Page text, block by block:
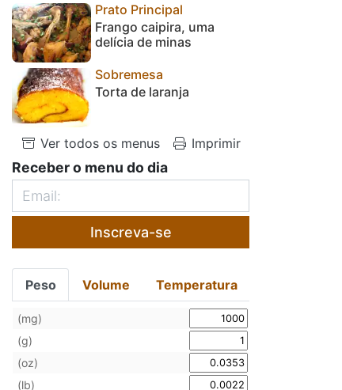
Prato Principal
Frango caipira, uma
delícia de minas
Sobremesa
Torta de laranja
Ver todos os menus Imprimir
Receber o menu do dia
Inscreva-se
Peso Volume Temperatura
(mg)
(g)
(oz)
(lb)